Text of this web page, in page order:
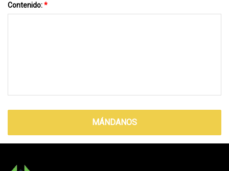
Contenido:*
MÁNDANOS